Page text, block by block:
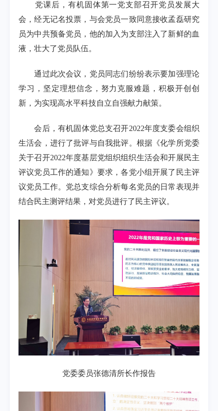
党课后，有机固体第一党支部召开党员发展大
会，经无记名投票，与会党员一致同意接收孟磊研究
员为中共预备党员，他的加入为支部注入了新鲜的血
液，壮大了党员队伍。
通过此次会议，党员同志们纷纷表示要加强理论
学习，坚定理想信念，努力克服难题，积极开创创
新，为实现高水平科技自立自强献力献策。
会后，有机固体党总支召开2022年度支委会组织
生活会，进行了批评与自我批评。根据《化学所党委
关于召开2022年度基层党组织组织生活会和开展民主
评议党员工作的通知》要求，各党小组开展了民主评
议党员工作。党总支综合分析每名党员的日常表现并
结合民主测评结果，对党员进行了民主评议。
党委委员张德清所长作报告